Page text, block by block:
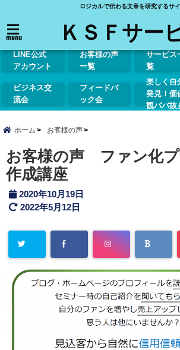
ロジカルで伝わる文章を研究するサ
menu ＫＳＦサー
LINE公式
アカウント
お客様の声
一覧
サービス
覧
ビジネス交
流会
フィードバ
ック会
楽しく自
発見！価
観ババ抜
ホーム お客様の声
お客様の声 ファン化
作成講座
2020年10月19日
2022年5月12日